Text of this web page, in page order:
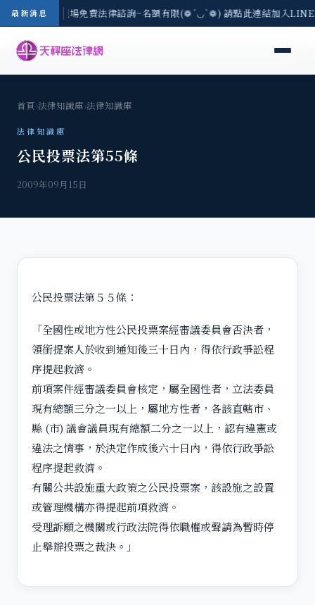
最新消息
區-8/3(一) 現場免費法律諮詢~名額有限(❁´◡`❁) 請點此連結加入
首頁›法律知識庫›法律知識庫
法律知識庫
公民投票法第55條
2009年09月15日
公民投票法第５５條：
「全國性或地方性公民投票案經審議委員會否決者，
領銜提案人於收到通知後三十日內，得依行政爭訟程
序提起救濟。
前項案件經審議委員會核定，屬全國性者，立法委員
現有總額三分之一以上，屬地方性者，各該直轄市、
縣 (市) 議會議員現有總額二分之一以上，認有違憲或
違法之情事，於決定作成後六十日內，得依行政爭訟
程序提起救濟。
有關公共設施重大政策之公民投票案，該設施之設置
或管理機構亦得提起前項救濟。
受理訴願之機關或行政法院得依職權或聲請為暫時停
止舉辦投票之裁決。」